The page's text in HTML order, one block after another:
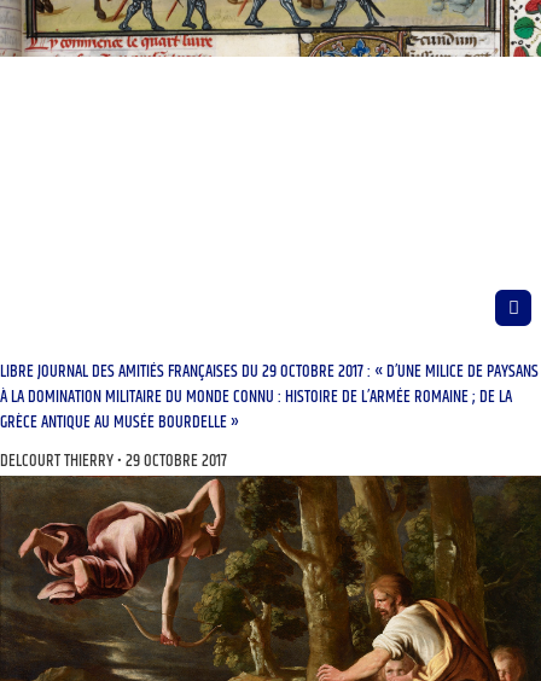
LIBRE JOURNAL DES AMITIÉS FRANÇAISES DU 29 OCTOBRE 2017 : « D’UNE MILICE DE PAYSANS
À LA DOMINATION MILITAIRE DU MONDE CONNU : HISTOIRE DE L’ARMÉE ROMAINE ; DE LA
GRÈCE ANTIQUE AU MUSÉE BOURDELLE »
DELCOURT THIERRY 29 OCTOBRE 2017